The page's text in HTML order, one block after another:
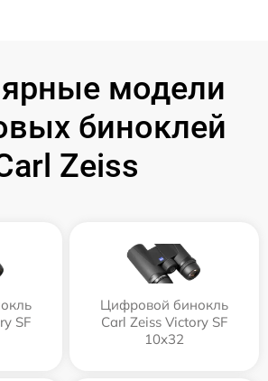
модели
биноклей
Zeiss
SF
Цифровой бинокль
Carl Zeiss Victory SF
10x32